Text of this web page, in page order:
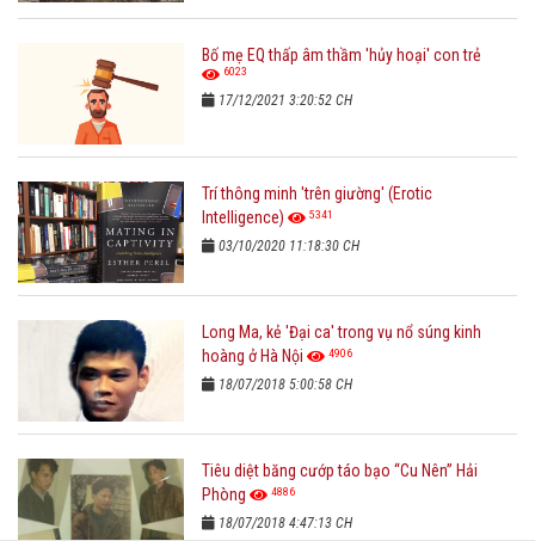
Bố mẹ EQ thấp âm thầm 'hủy hoại' con trẻ
6023
17/12/2021 3:20:52 CH
Trí thông minh 'trên giường' (Erotic
Intelligence)
5341
03/10/2020 11:18:30 CH
Long Ma, kẻ 'Đại ca' trong vụ nổ súng kinh
hoàng ở Hà Nội
4906
18/07/2018 5:00:58 CH
Tiêu diệt băng cướp táo bạo “Cu Nên” Hải
Phòng
4886
18/07/2018 4:47:13 CH